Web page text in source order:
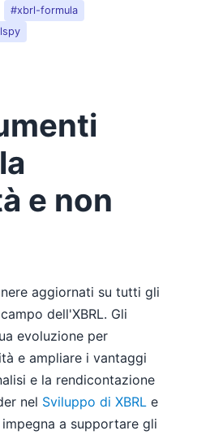
#xbrl-formula
e non
aggiornati su tutti gli
dell'XBRL. Gli
evoluzione per
e ampliare i vantaggi
e la rendicontazione
nel Sviluppo di XBRL e
a supportare gli